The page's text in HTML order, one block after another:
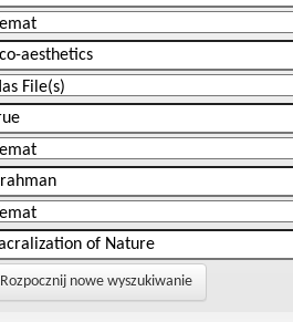
Rozpocznij nowe wyszukiwanie